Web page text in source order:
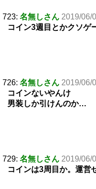
723: 名無しさん 2019/06/
コイン3週目とかクソゲ
726: 名無しさん 2019/06/
コインないやんけ
男装しか引けんのか…
729: 名無しさん 2019/06/
コインは3周目か。運営